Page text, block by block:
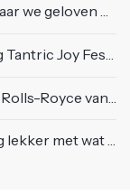
haar helemaal!
Festival met je doet
van $600.000
en strekoefeningen